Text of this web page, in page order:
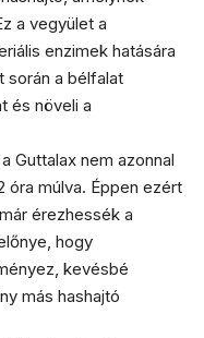
a vegyület a
enzimek hatására
során a bélfalat
és növeli a
Guttalax nem azonnal
óra múlva. Éppen ezért
érezhessék a
hogy
kevésbé
más hashajtó